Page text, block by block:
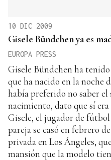
10 DIC 2009
Gisele Bündchen ya es
EUROPA PRESS
Gisele Bündchen ha
que ha nacido en la noche
había preferido no saber el
nacimiento, dato que sí
Gisele, el jugador de
pareja se casó en febrero
privada en Los Ángeles,
mansión que la modelo